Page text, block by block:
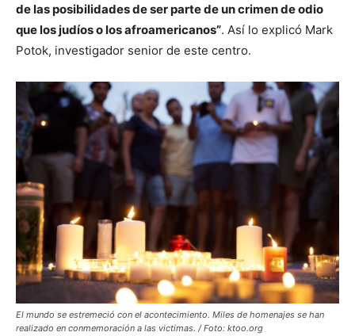
de las posibilidades de ser parte de un crimen de odio
que los judíos o los afroamericanos”. Así lo explicó Mark
Potok, investigador senior de este centro.
El mundo se estremeció con el acontecimiento. Miles de homenajes se han
realizado en conmemoración a las victimas. / Foto: ktoo.org